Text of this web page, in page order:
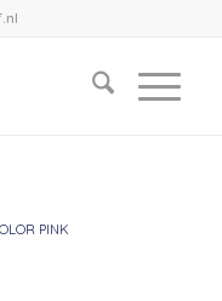
PINK